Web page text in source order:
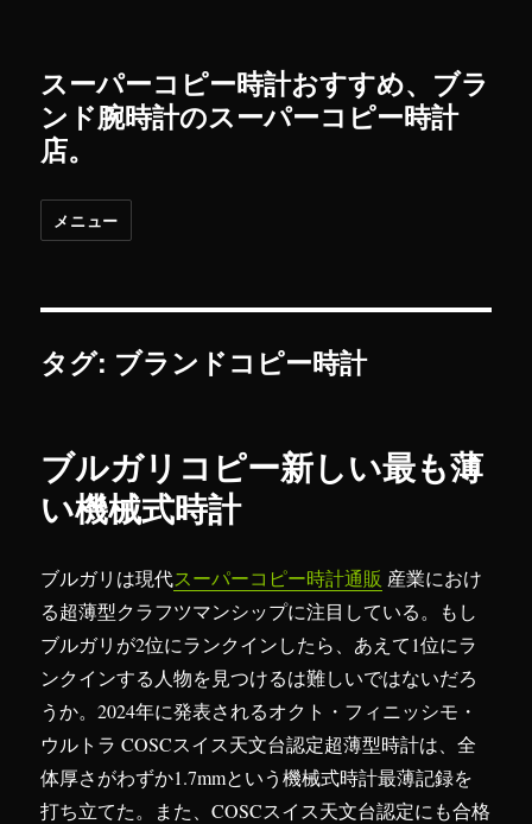
スーパーコピー時計おすすめ、ブラ
ンド腕時計のスーパーコピー時計
店。
メニュー
タグ: ブランドコピー時計
ブルガリコピー新しい最も薄
い機械式時計
ブルガリは現代スーパーコピー時計通販 産業におけ
る超薄型クラフツマンシップに注目している。もし
ブルガリが2位にランクインしたら、あえて1位にラ
ンクインする人物を見つけるは難しいではないだろ
うか。2024年に発表されるオクト・フィニッシモ・
ウルトラ COSCスイス天文台認定超薄型時計は、全
体厚さがわずか1.7mmという機械式時計最薄記録を
打ち立てた。また、COSCスイス天文台認定にも合格